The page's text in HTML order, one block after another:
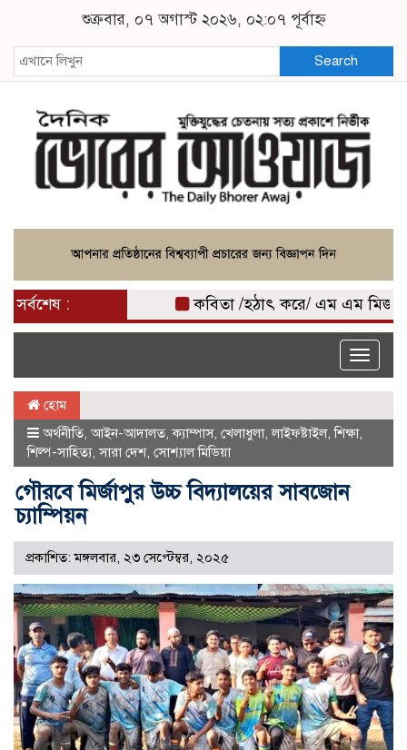
শুক্রবার, ০৭ অগাস্ট ২০২৬, ০২:০৭ পূর্বাহ্ন
Search
সর্বশেষ : কবিতা /হঠাৎ করে/ এম এম মিজান
Toggle
হোম
অর্থনীতি, আইন-আদালত,ক্যাম্পাস, খেলাধুলা,লাইফষ্টাইল,শিক্ষা,
শিল্প-সাহিত্য,সারা দেশ, সোশ্যাল মিডিয়া
গৌরবে মির্জাপুর উচ্চ বিদ্যালয়ের সাবজোন
চ্যাম্পিয়ন
প্রকাশিত: মঙ্গলবার, ২৩ সেপ্টেম্বর, ২০২৫